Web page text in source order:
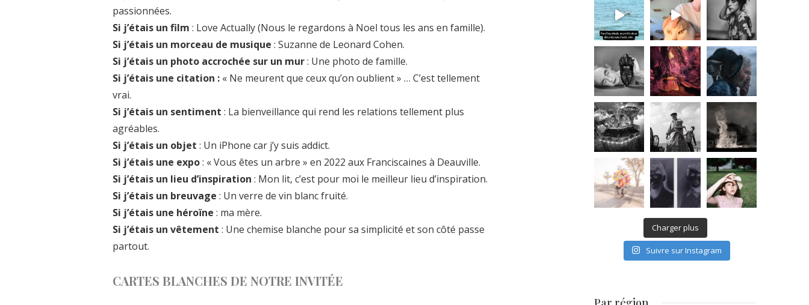
passionnées.
Si j’étais un film : Love Actually (Nous le regardons à Noel tous les ans en famille).
Si j’étais un morceau de musique : Suzanne de Leonard Cohen.
Si j’étais un photo accrochée sur un mur: Une photo de famille.
Si j’étais une citation : « Ne meurent que ceux qu’on oublient » … C’est tellement
vrai.
Si j’étais un sentiment : La bienveillance qui rend les relations tellement plus
agréables.
Si j’étais un objet : Un iPhone car j’y suis addict.
Si j’étais une expo: « Vous êtes un arbre » en 2022 aux Franciscaines à Deauville.
Si j’étais un lieu d’inspiration : Mon lit, c’est pour moi le meilleur lieu d’inspiration.
Si j’étais un breuvage : Un verre de vin blanc fruité.
Si j’étais une héroïne : ma mère.
Si j’étais un vêtement : Une chemise blanche pour sa simplicité et son côté passe
partout.
CARTES BLANCHES DE NOTRE INVITÉE
Charger plus
Suivre sur Instagram